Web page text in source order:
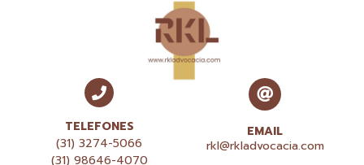
TELEFONES
(31) 3274-5066
(31) 98646-4070
EMAIL
rkl@rkladvocacia.com